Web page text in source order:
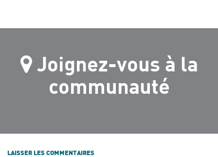
Joignez-vous à la
communauté
LAISSER LES COMMENTAIRES